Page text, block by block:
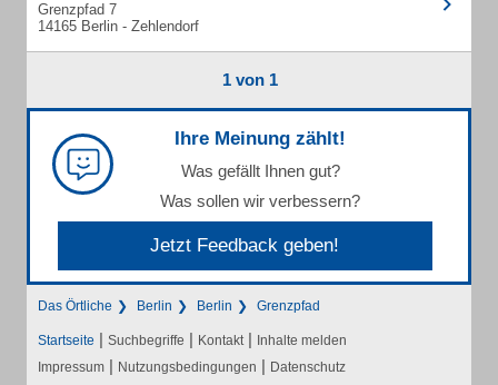
Grenzpfad 7
14165 Berlin - Zehlendorf
1 von 1
Ihre Meinung zählt!
Was gefällt Ihnen gut?
Was sollen wir verbessern?
Jetzt Feedback geben!
Das Örtliche Berlin Berlin Grenzpfad
Startseite | Suchbegriffe | Kontakt | Inhalte melden
Impressum | Nutzungsbedingungen | Datenschutz